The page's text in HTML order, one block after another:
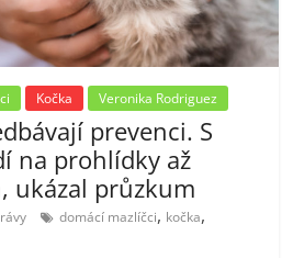
Kočka Veronika Rodriguez
prevenci. S
na prohlídky až
ukázal průzkum
domácí mazlíčci, kočka,